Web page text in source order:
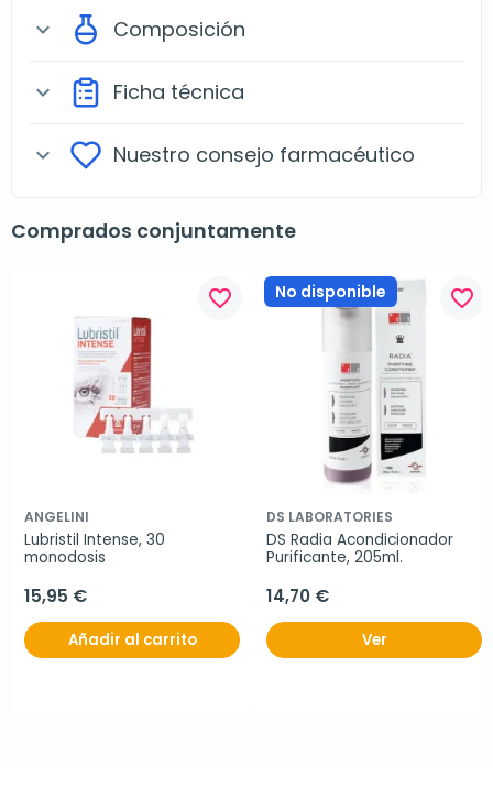
expand_more Composición
expand_more Ficha técnica
expand_more Nuestro consejo farmacéutico
Comprados conjuntamente
favorite_border
ANGELINI
Lubristil Intense, 30
monodosis
15,95 €
Añadir al carrito
No disponible favorite_border
DS LABORATORIES
DS Radia Acondicionador
Purificante, 205ml.
14,70 €
Ver